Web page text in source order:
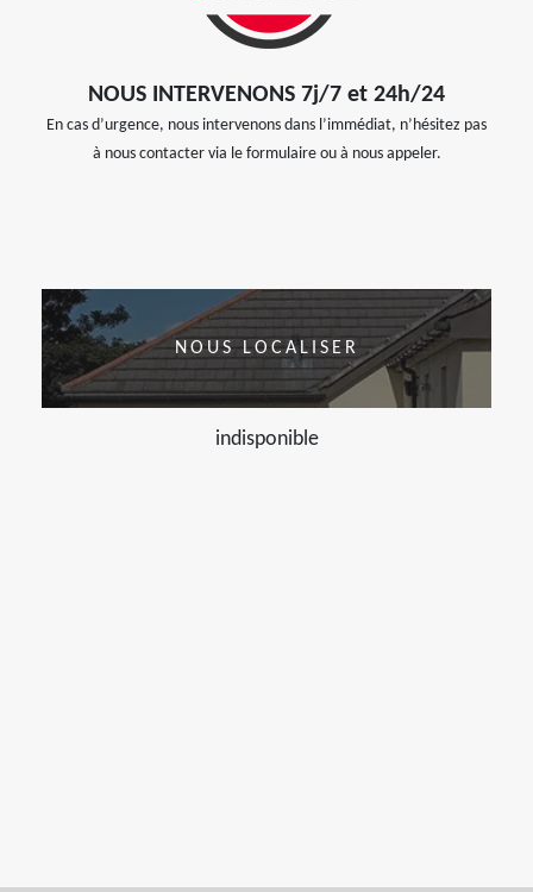
NOUS INTERVENONS 7j/7 et 24h/24
En cas d’urgence, nous intervenons dans l’immédiat, n’hésitez pas
à nous contacter via le formulaire ou à nous appeler.
NOUS LOCALISER
indisponible